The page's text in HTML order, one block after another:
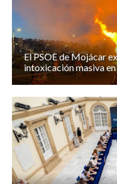
El PSOE de Mojácar
intoxicación masiva en